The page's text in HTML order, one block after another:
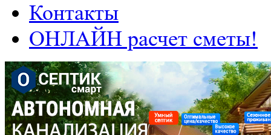
Контакты
ОНЛАЙН расчет сметы!